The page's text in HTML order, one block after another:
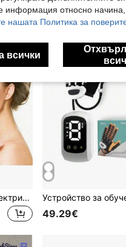
AXH USB акумулаторен електрически масажор за глава с октопод, масажор за скалп за облекчаване на стреса и напрежението
49.29€
информация относно
нашата Политика за
всички